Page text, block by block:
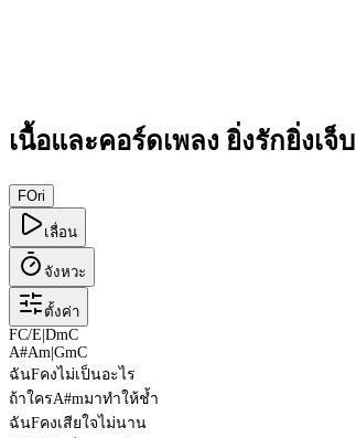
เนื้อและคอร์ดเพลง ยิ่งรักยิ่งเจ็บ
FOri
เลื่อน
จังหวะ
ตั้งค่า
FC/E DmC
A#Am GmC
ฉันFคงไม่เป็นอะไร
ถ้าใครA#mมาทำให้ช้ำ
ฉันFคงเสียใจไม่นาน